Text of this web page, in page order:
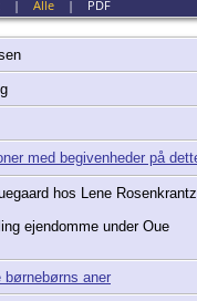
| Alle| PDF
hos Lene Rosenkrantz
ejendomme under Oue
børnebørns aner